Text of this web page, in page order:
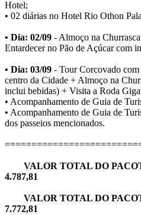
Hotel;
• 02 diárias no Hotel Rio Othon
• Dia: 02/09 - Almoço na
Entardecer no Pão de Açúcar com
• Dia: 03/09 - Tour Corcovado
centro da Cidade + Almoço na
inclui bebidas) + Visita a Roda
• Acompanhamento de Guia de
• Acompanhamento de Guia de
dos passeios mencionados.
VALOR TOTAL DO
4.787,81
VALOR TOTAL DO
7.772,81